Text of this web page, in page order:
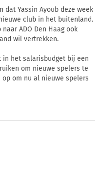
Yassin Ayoub deze week
club in het buitenland.
ADO Den Haag ook
wil vertrekken.
het salarisbudget bij een
om nieuwe spelers te
om nu al nieuwe spelers